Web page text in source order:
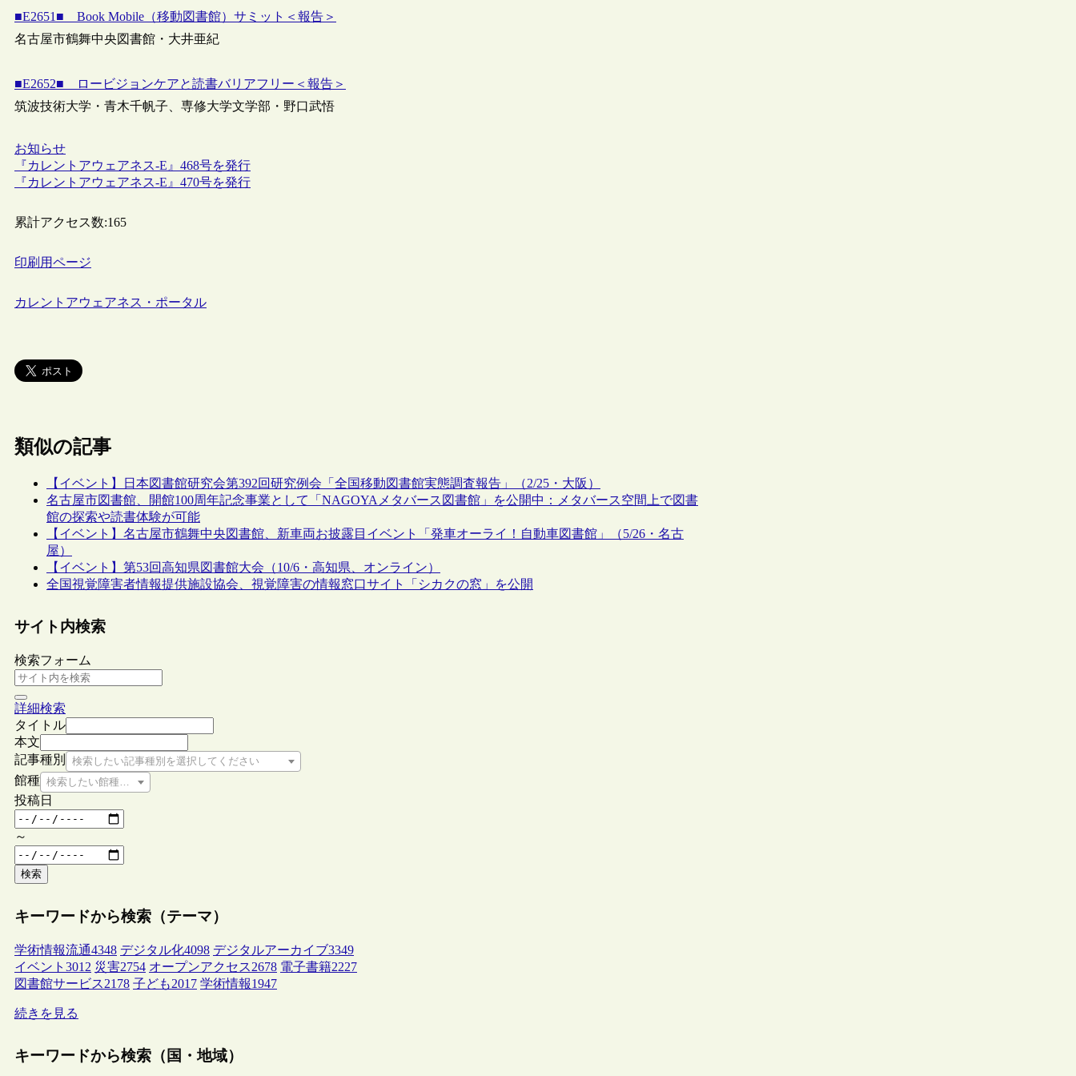
■E2651■ Book Mobile（移動図書館）サミット＜報告＞
名古屋市鶴舞中央図書館・大井亜紀
■E2652■ ロービジョンケアと読書バリアフリー＜報告＞
筑波技術大学・青木千帆子、専修大学文学部・野口武悟
お知らせ
『カレントアウェアネス-E』468号を発行
『カレントアウェアネス-E』470号を発行
累計アクセス数:165
印刷用ページ
カレントアウェアネス・ポータル
類似の記事
【イベント】日本図書館研究会第392回研究例会「全国移動図書館実態調査報告」（2/25・大阪）
名古屋市図書館、開館100周年記念事業として「NAGOYAメタバース図書館」を公開中：メタバース空間上で図書
館の探索や読書体験が可能
【イベント】名古屋市鶴舞中央図書館、新車両お披露目イベント「発車オーライ！自動車図書館」（5/26・名古
屋）
【イベント】第53回高知県図書館大会（10/6・高知県、オンライン）
全国視覚障害者情報提供施設協会、視覚障害の情報窓口サイト「シカクの窓」を公開
サイト内検索
検索フォーム
詳細検索
タイトル
本文
記事種別
検索したい記事種別を選択してください
館種 検索したい館種を選択してください
投稿日
～
検索
キーワードから検索（テーマ）
学術情報流通4348 デジタル化4098 デジタルアーカイブ3349
イベント 3012 災害2754 オープンアクセス2678 電子書籍2227
図書館サービス2178 子ども2017 学術情報1947
続きを見る
キーワードから検索（国・地域）